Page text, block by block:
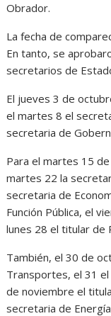
Obrador.
La fecha de
En tanto, se
secretarios de
El jueves 3 de
el martes 8 el
secretaria de
Para el martes 15
martes 22 la
secretaria de
Función Pública, el
lunes 28 el titular de
También, el 30 de
Transportes, el 31
de noviembre el
secretaria de